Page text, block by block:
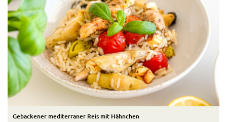
Gebackener mediterraner Reis mit Hähnchen